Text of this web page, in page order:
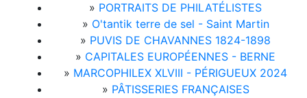
» PORTRAITS DE PHILATÉLISTES
» O'tantik terre de sel - Saint Martin
» PUVIS DE CHAVANNES 1824-1898
» CAPITALES EUROPÉENNES - BERNE
» MARCOPHILEX XLVIII - PÉRIGUEUX 2024
» PÂTISSERIES FRANÇAISES